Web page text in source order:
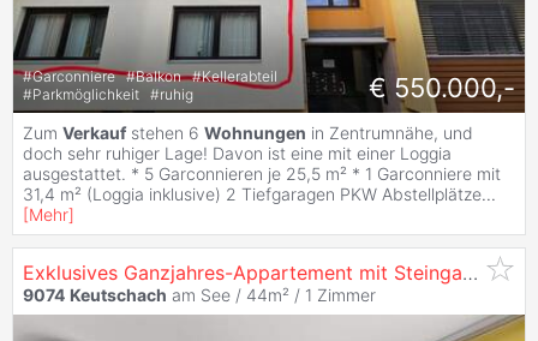
#Garconniere #Balkon #Kellerabteil
#Parkmöglichkeit #ruhig € 550.000,-
Zum Verkauf stehen 6 Wohnungen in Zentrumnähe, und
doch sehr ruhiger Lage! Davon ist eine mit einer Loggia
ausgestattet. * 5 Garconnieren je 25,5 m² * 1 Garconniere mit
31,4 m² (Loggia inklusive) 2 Tiefgaragen PKW Abstellplätze...
[Mehr]
Exklusives Ganzjahres-Appartement mit Steingarten im 4-Seen-Tal
9074 Keutschach am See / 44m² / 1 Zimmer